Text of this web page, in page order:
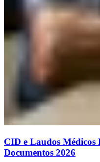
CID e Laudos Médicos
Documentos 2026